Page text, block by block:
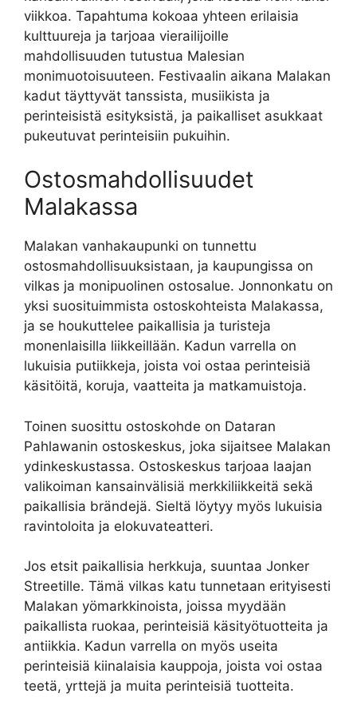
viikkoa. Tapahtuma kokoaa yhteen erilaisia ​​
kulttuureja ja tarjoaa vierailijoille
mahdollisuuden tutustua Malesian
monimuotoisuuteen. Festivaalin aikana Malakan
kadut täyttyvät tanssista, musiikista ja
perinteisistä esityksistä, ja paikalliset asukkaat
pukeutuvat perinteisiin pukuihin.
Ostosmahdollisuudet
Malakassa
Malakan vanhakaupunki on tunnettu
ostosmahdollisuuksistaan, ja kaupungissa on
vilkas ja monipuolinen ostosalue. Jonnonkatu on
yksi suosituimmista ostoskohteista Malakassa,
ja se houkuttelee paikallisia ja turisteja
monenlaisilla liikkeillään. Kadun varrella on
lukuisia putiikkeja, joista voi ostaa perinteisiä
käsitöitä, koruja, vaatteita ja matkamuistoja.
Toinen suosittu ostoskohde on Dataran
Pahlawanin ostoskeskus, joka sijaitsee Malakan
ydinkeskustassa. Ostoskeskus tarjoaa laajan
valikoiman kansainvälisiä merkkiliikkeitä sekä
paikallisia brändejä. Sieltä löytyy myös lukuisia
ravintoloita ja elokuvateatteri.
Jos etsit paikallisia herkkuja, suuntaa Jonker
Streetille. Tämä vilkas katu tunnetaan erityisesti
Malakan yömarkkinoista, joissa myydään
paikallista ruokaa, perinteisiä käsityötuotteita ja
antiikkia. Kadun varrella on myös useita
perinteisiä kiinalaisia kauppoja, joista voi ostaa
teetä, yrttejä ja muita perinteisiä tuotteita.